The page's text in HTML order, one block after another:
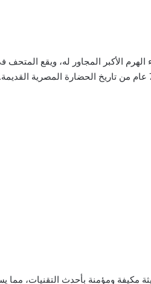
الذي استغرقه بناء الهرم الأكبر المجاور له، ويقع
مكيفة ومؤمنة بأحدث التقنيات، مما